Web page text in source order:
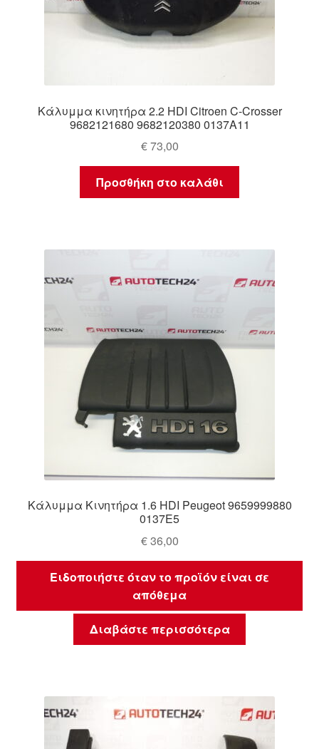
Κάλυμμα κινητήρα 2.2 HDI Citroen C-Crosser
9682121680 9682120380 0137A11
€73,00
Προσθήκη στο καλάθι
Κάλυμμα Κινητήρα 1.6 HDI Peugeot 9659999880
0137E5
€36,00
Ειδοποιήστε όταν το προϊόν είναι σε
απόθεμα
Διαβάστε περισσότερα